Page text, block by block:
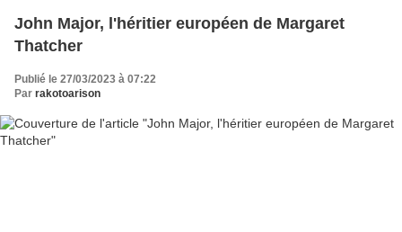
John Major, l'héritier européen de Margaret
Thatcher
Publié le 27/03/2023 à 07:22
Par rakotoarison